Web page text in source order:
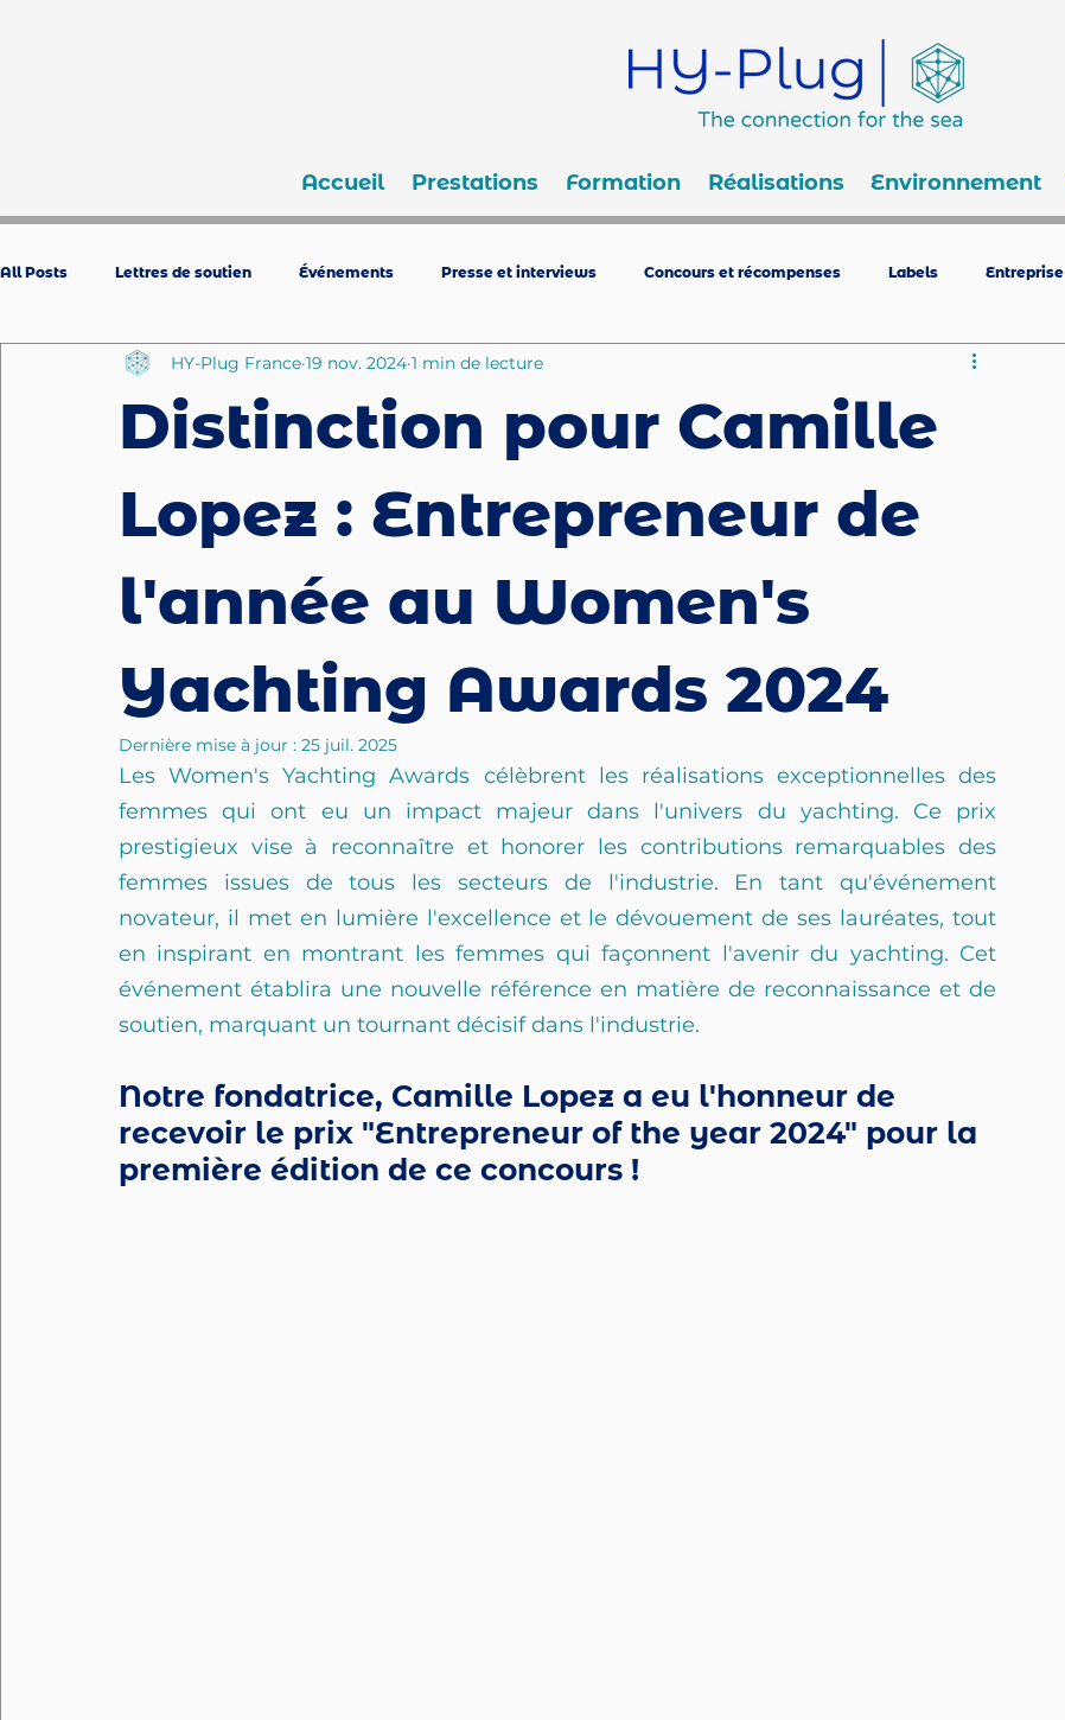
Accueil Prestations Formation Réalisations Environnement
All Posts Lettres de soutien Événements Presse et interviews Concours et récompenses Labels Entreprise
Distinction pour Camille
Lopez : Entrepreneur de
l'année au Women's
Yachting Awards 2024
HY-Plug France 19 nov. 2024 1 min de lecture
Dernière mise à jour : 25 juil. 2025
Les Women's Yachting Awards célèbrent les réalisations exceptionnelles des
femmes qui ont eu un impact majeur dans l'univers du yachting. Ce prix
prestigieux vise à reconnaître et honorer les contributions remarquables des
femmes issues de tous les secteurs de l'industrie. En tant qu'événement
novateur, il met en lumière l'excellence et le dévouement de ses lauréates, tout
en inspirant en montrant les femmes qui façonnent l'avenir du yachting. Cet
événement établira une nouvelle référence en matière de reconnaissance et de
soutien, marquant un tournant décisif dans l'industrie.
Notre fondatrice, Camille Lopez a eu l'honneur de
recevoir le prix "Entrepreneur of the year 2024" pour la
première édition de ce concours !